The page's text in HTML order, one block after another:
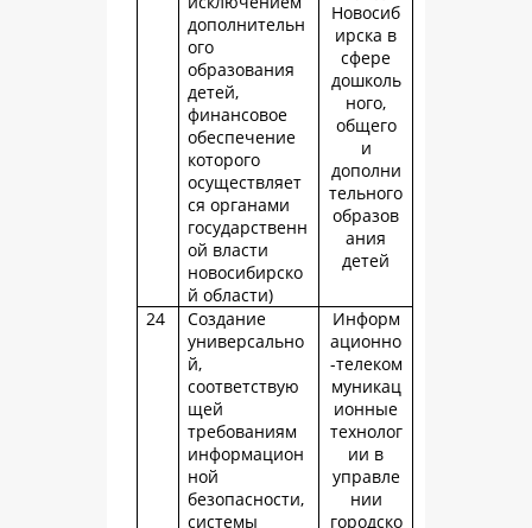
дополнительн
ого
образования
детей,
финансовое
обеспечение
которого
осуществляет
ся органами
государственн
ой власти
новосибирско
й области)
Новосиб
ирска в
сфере
дошколь
ного,
общего
и
дополни
тельного
образов
ания
детей
24
Создание
универсально
й,
соответствую
щей
требованиям
информацион
ной
безопасности,
системы
Информ
ационно
-телеком
муникац
ионные
технолог
ии в
управле
нии
городско